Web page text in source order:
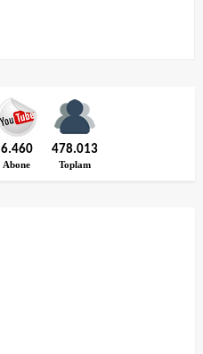
6.460
Abone
478.013
Toplam